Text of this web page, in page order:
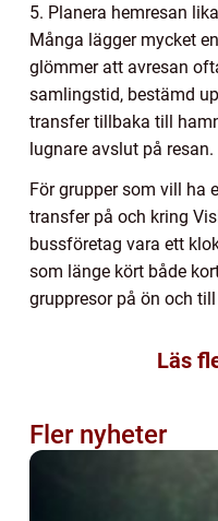
5. Planera hemresan
Många lägger mycket
glömmer att avresan
samlingstid, bestämd
transfer tillbaka till
lugnare avslut på resan.
För grupper som vill ha
transfer på och kring
bussföretag vara ett
som länge kört både
gruppresor på ön och
Läs
Fler nyheter